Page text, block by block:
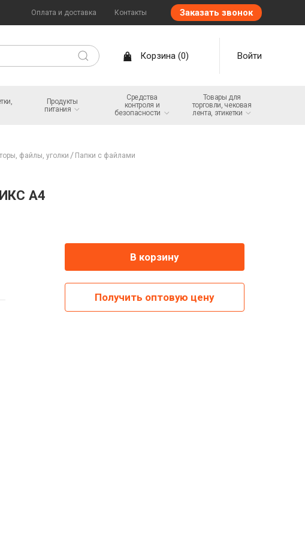
Оплата и доставка Контакты Заказать звонок
Корзина (0) Войти
Продукты
питания
Средства
контроля и
безопасности
Товары для
торговли, чековая
лента, этикетки
файлы, уголки
Папки с файлами
А4
В корзину
Получить оптовую цену